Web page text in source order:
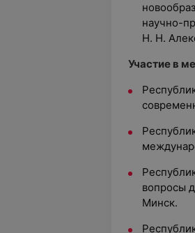
научно-
Н. Н.
Участие в
вопросы
Минск.